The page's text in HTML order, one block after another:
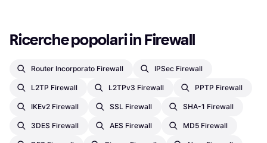
Ricerche popolari in Firewall
Router Incorporato Firewall IPSec Firewall
L2TP Firewall L2TPv3 Firewall PPTP Firewall
IKEv2 Firewall SSL Firewall SHA-1 Firewall
3DES Firewall AES Firewall MD5 Firewall